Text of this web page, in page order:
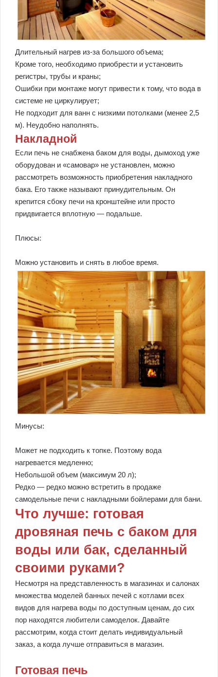
Длительный нагрев из-за большого объема;
Кроме того, необходимо приобрести и установить
регистры, трубы и краны;
Ошибки при монтаже могут привести к тому, что вода в
системе не циркулирует;
Не подходит для ванн с низкими потолками (менее 2,5
м). Неудобно наполнять.
Накладной
Если печь не снабжена баком для воды, дымоход уже
оборудован и «самовар» не установлен, можно
рассмотреть возможность приобретения накладного
бака. Его также называют принудительным. Он
крепится сбоку печи на кронштейне или просто
придвигается вплотную — подальше.
Плюсы:
Можно установить и снять в любое время.
Минусы:
Может не подходить к топке. Поэтому вода
нагревается медленно;
Небольшой объем (максимум 20 л);
Редко — редко можно встретить в продаже
самодельные печи с накладными бойлерами для бани.
Что лучше: готовая
дровяная печь с баком для
воды или бак, сделанный
своими руками?
Несмотря на представленность в магазинах и салонах
множества моделей банных печей с котлами всех
видов для нагрева воды по доступным ценам, до сих
пор находятся любители самоделок. Давайте
рассмотрим, когда стоит делать индивидуальный
заказ, а когда лучше отправиться в магазин.
Готовая печь